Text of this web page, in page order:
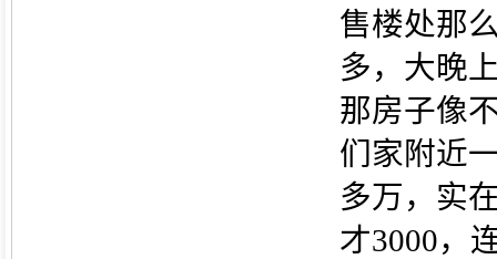
售楼处那
多，大晚
那房子像
们家附近
多万，实
才3000，